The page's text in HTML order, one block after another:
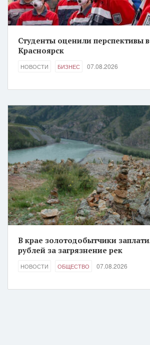
Студенты оценили перспективы
Красноярск
НОВОСТИ БИЗНЕС 07.08.2026
В крае золотодобытчики
рублей за загрязнение рек
НОВОСТИ ОБЩЕСТВО 07.08.2026